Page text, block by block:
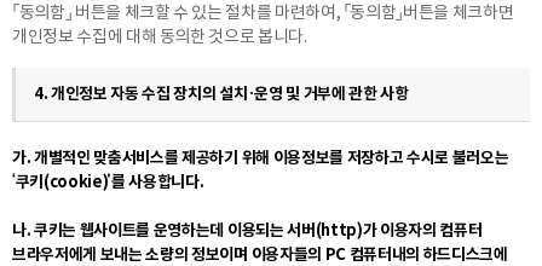
「동의함」 버튼을 체크할 수 있는 절차를 마련하여, 「동의함」버튼을 체크하면
개인정보 수집에 대해 동의한 것으로 봅니다.
4. 개인정보 자동 수집 장치의 설치·운영 및 거부에 관한 사항
가. 개별적인 맞춤서비스를 제공하기 위해 이용정보를 저장하고 수시로 불러오는
‘쿠키(cookie)’를 사용합니다.
나. 쿠키는 웹사이트를 운영하는데 이용되는 서버(http)가 이용자의 컴퓨터
브라우저에게 보내는 소량의 정보이며 이용자들의 PC 컴퓨터내의 하드디스크에